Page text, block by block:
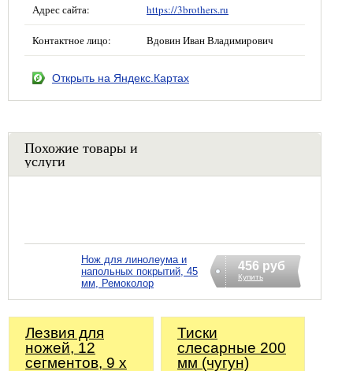
Адрес сайта: https://3brothers.ru
Контактное лицо: Вдовин Иван Владимирович
Открыть на Яндекс.Картах
Похожие товары и
услуги
Нож для линолеума и
напольных покрытий, 45
мм, Ремоколор
456 руб
Купить
Лезвия для
ножей, 12
сегментов, 9 х
Тиски
слесарные 200
мм (чугун)